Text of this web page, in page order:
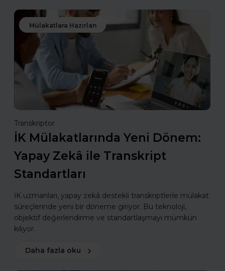
Mülakatlara Hazırlan
Transkriptor
İK Mülakatlarında Yeni Dönem:
Yapay Zekâ ile Transkript
Standartları
İK uzmanları, yapay zekâ destekli transkriptlerle mülakat
süreçlerinde yeni bir döneme giriyor. Bu teknoloji,
objektif değerlendirme ve standartlaşmayı mümkün
kılıyor.
Daha fazla oku